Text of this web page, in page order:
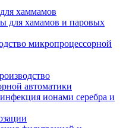
хаммамов
для хамамов и паровых
микропроцессорной
автоматики
ионами серебра и